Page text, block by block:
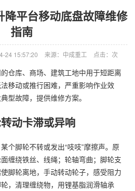
降平台移动底盘故障维修
指南
24 15:57:20 来源：中成重工 点击： 次
仓库、商场、建筑工地中用于短距离
移动或推行困难，严重影响作业效
型故障，提供维修方案。
动卡滞或异响
个脚轮不转或发出“吱吱”摩擦声。原
缠绕铁丝、线绳；轮轴弯曲；脚轮支
脚轮离地，手动转动轮子，感受阻力
，清理缠绕物，用锂基脂润滑轴承